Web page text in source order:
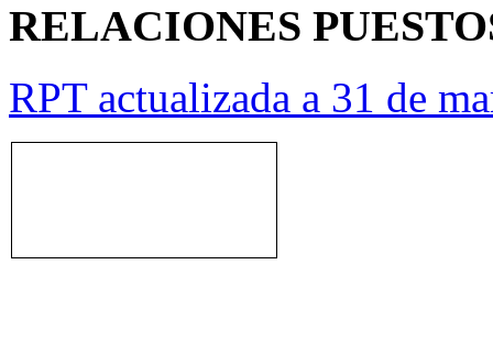
RELACIONES
RPT actualizada a 31 de